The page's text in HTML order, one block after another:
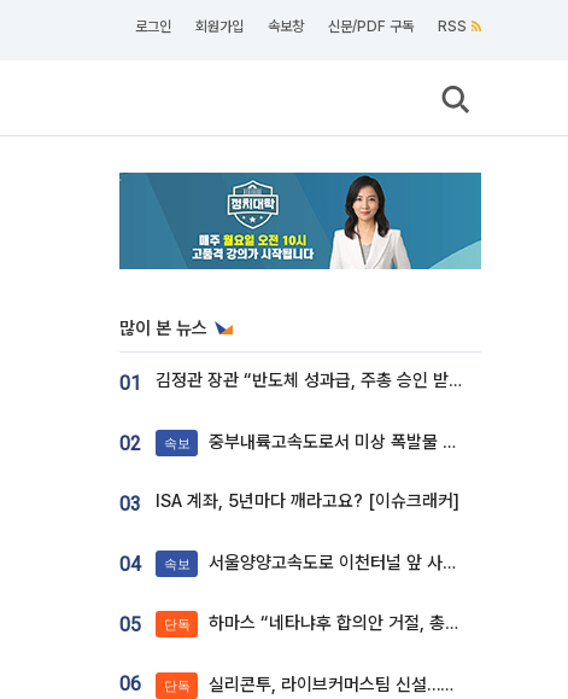
로그인 회원가입 속보창 신문/PDF 구독 RSS
많이 본 뉴스
01 김정관 장관 “반도체 성과급, 주총 승인 받도록”…상법·자본시장법 개정 시사
02 속보 중부내륙고속도로서 미상 폭발물 발견
03 ISA 계좌, 5년마다 깨라고요? [이슈크래커]
04 속보 서울양양고속도로 이천터널 앞 사고 발생
05 단독 하마스 “네타냐후 합의안 거절, 총선 앞두고 시간 끌기”
06 단독 실리콘투, 라이브커머스팀 신설…K뷰티 ‘글로벌 판매망’ 확대[K뷰티 라방戰]